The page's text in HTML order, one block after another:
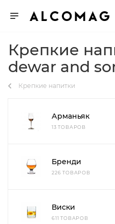
Крепкие
dewar and
Крепкие напитки
Арманьяк
13 ТОВАРОВ
Бренди
226 ТОВАРОВ
Виски
611 ТОВАРОВ